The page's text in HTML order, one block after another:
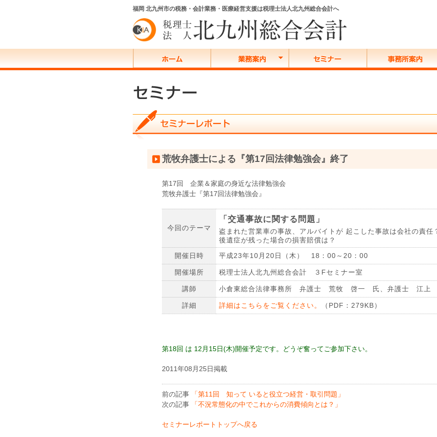
福岡 北九州市の税務・会計業務・医療経営支援は税理士法人北九州総合会計へ
荒牧弁護士による『第17回法律勉強会』終了
第17回 企業＆家庭の身近な法律勉強会
荒牧弁護士『第17回法律勉強会』
今回のテーマ
「交通事故に関する問題」
盗まれた営業車の事故、アルバイトが 起こした事故は会社の責任
後遺症が残った場合の損害賠償は？
開催日時
平成23年10月20日（木） 18：00～20：00
開催場所 税理士法人北九州総合会計 ３Fセミナー室
講師 小倉東総合法律事務所 弁護士 荒牧 啓一 氏、弁護士 江
詳細 詳細はこちらをご覧ください。 （PDF：279KB）
第18回 は 12月15日(木)開催予定です。どうぞ奮ってご参加下さい。
2011年08月25日掲載
前の記事
「第11回 知って いると役立つ経営・取引問題」
次の記事
「不況常態化の中でこれからの消費傾向とは？」
セミナーレポートトップへ戻る